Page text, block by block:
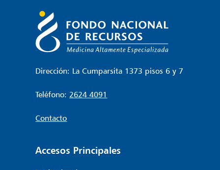
Dirección: La Cumparsita 1373 pisos 6 y 7
Teléfono: 2624 4091
Contacto
Accesos Principales